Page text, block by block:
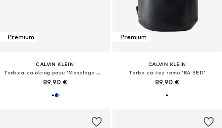
Premium
CALVIN KLEIN
Torbica za okrog pasu 'Monologo Webbing Strap'
89,90 €
Premium
CALVIN KLEIN
Torba za čez ramo 'RAISED'
89,90 €